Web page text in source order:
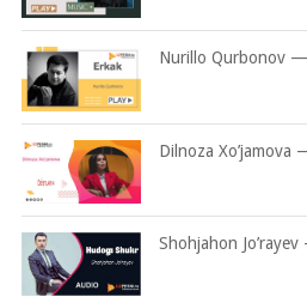
Nurillo Qurbonov
Dilnoza Xo’jamova
Shohjahon